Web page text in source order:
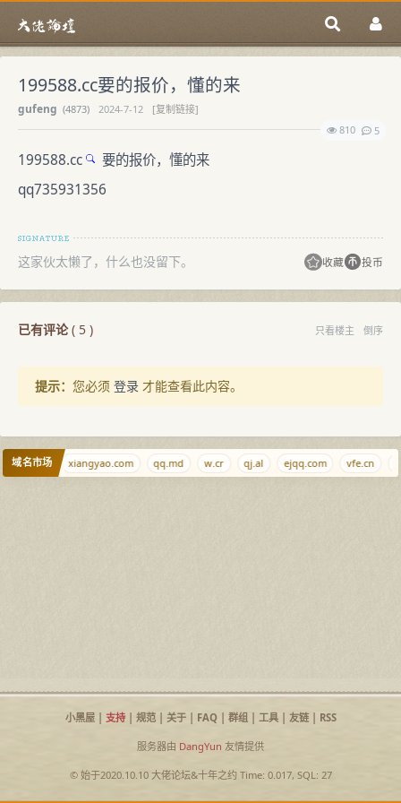
199588.cc要的报价，懂的来
gufeng (4873) 2024-7-12
[复制链接]
810
5
199588.cc
要的报价，懂的来
qq735931356
这家伙太懒了，什么也没留下。 收藏 投币
已有评论( 5 ) 只看楼主 倒序
提示： 您必须 登录 才能查看此内容。
域名市场
jiejie.net xiangyao.com qq.md w.cr qj.al ejqq.com vfe.cn
小黑屋| 支持| 规范| 关于| FAQ| 群组| 工具| 友链| RSS
服务器由 DangYun 友情提供
© 始于2020.10.10 大佬论坛&十年之约Time: 0.017, SQL: 27